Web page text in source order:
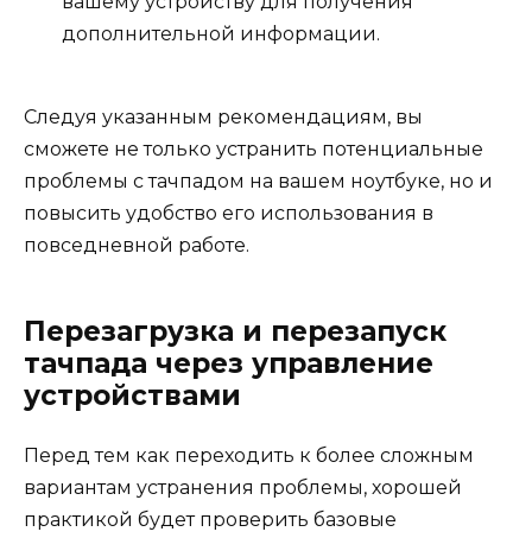
дополнительной информации.
Следуя указанным рекомендациям, вы
сможете не только устранить потенциальные
проблемы с тачпадом на вашем ноутбуке, но и
повысить удобство его использования в
повседневной работе.
Перезагрузка и перезапуск
тачпада через управление
устройствами
Перед тем как переходить к более сложным
вариантам устранения проблемы, хорошей
практикой будет проверить базовые